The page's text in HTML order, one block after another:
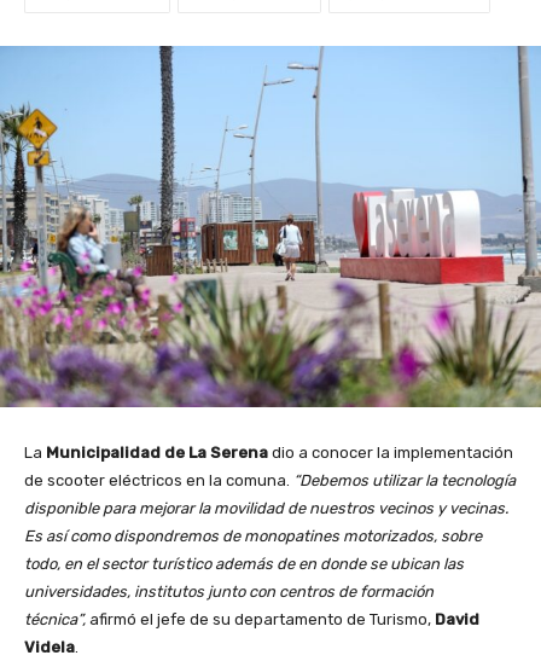
La Municipalidad de La Serena dio a conocer la implementación
de scooter eléctricos en la comuna. “Debemos utilizar la tecnología
disponible para mejorar la movilidad de nuestros vecinos y vecinas.
Es así como dispondremos de monopatines motorizados, sobre
todo, en el sector turístico además de en donde se ubican las
universidades, institutos junto con centros de formación
técnica”, afirmó el jefe de su departamento de Turismo, David
Videla